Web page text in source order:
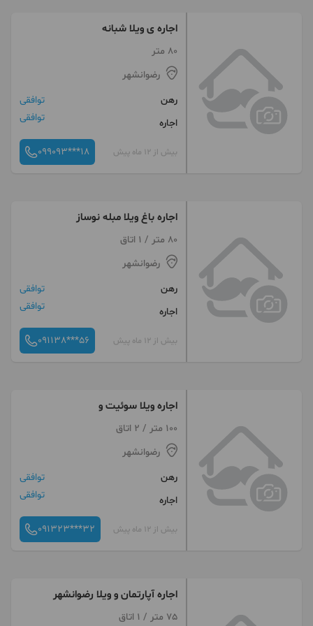
اجاره ی ویلا شبانه
80 متر
رضوانشهر
رهن
توافقی
اجاره
توافقی
بیش از 12 ماه پیش 099093***18
اجاره باغ ویلا مبله نوساز
80 متر / 1 اتاق
رضوانشهر
رهن
توافقی
اجاره
توافقی
بیش از 12 ماه پیش 091138***56
اجاره ویلا سوئیت و
100 متر / 2 اتاق
رضوانشهر
رهن
توافقی
اجاره
توافقی
بیش از 12 ماه پیش 091323***32
اجاره آپارتمان و ویلا رضوانشهر
75 متر / 1 اتاق